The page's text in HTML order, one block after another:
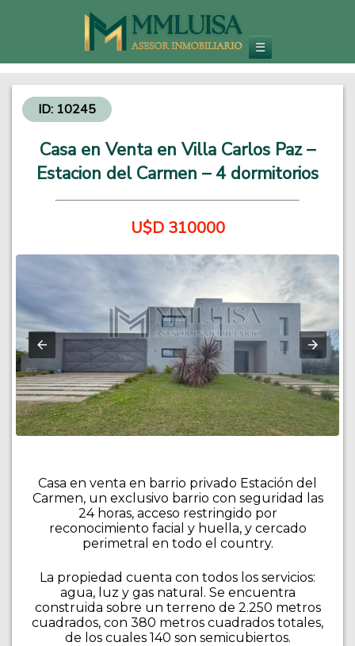
Inmobiliaria en Carlos Paz
Venta de Departamentos y Propiedades - Inversiones Inmobiliarias
☰
ID: 10245
Casa en Venta en Villa Carlos Paz –
Estacion del Carmen – 4 dormitorios
U$D 310000
Casa en venta en barrio privado Estación del
Carmen, un exclusivo barrio con seguridad las
24 horas, acceso restringido por
reconocimiento facial y huella, y cercado
perimetral en todo el country.
La propiedad cuenta con todos los servicios:
agua, luz y gas natural. Se encuentra
construida sobre un terreno de 2.250 metros
cuadrados, con 380 metros cuadrados totales,
de los cuales 140 son semicubiertos.